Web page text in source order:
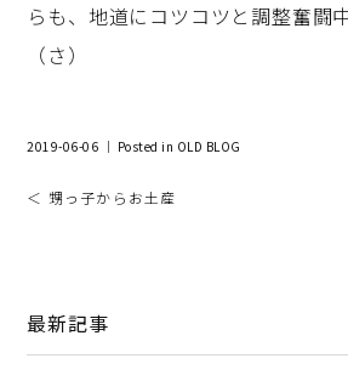
らも、地道にコツコツと調整奮闘
（さ）
2019-06-06 ｜ Posted in OLD BLOG
＜ 甥っ子からお土産
最新記事